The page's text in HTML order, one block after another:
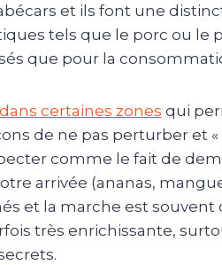
et ils font une
tels que le porc ou le
que pour la
certaines zones qui
de ne pas perturber et «
comme le fait de
arrivée (ananas,
et la marche est
très enrichissante,